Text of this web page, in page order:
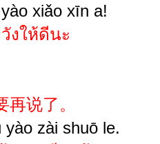
xiǎo xīn a!
งให้ดีนะ
再说了。
yào zài shuō le.